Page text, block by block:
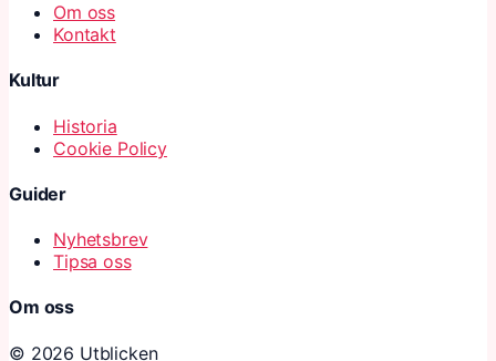
Om oss
Kontakt
Kultur
Historia
Cookie Policy
Guider
Nyhetsbrev
Tipsa oss
Om oss
© 2026 Utblicken